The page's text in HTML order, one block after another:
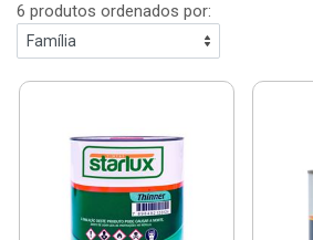
6 produtos ordenados por: